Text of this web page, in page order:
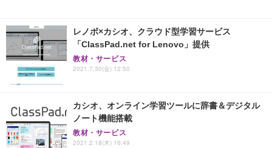
レノボ×カシオ、クラウド型学習サービス
「ClassPad.net for Lenovo」提供
教材・サービス
2021.7.30(金) 12:50
カシオ、オンライン学習ツールに辞書＆デジタル
ノート機能搭載
教材・サービス
2021.2.18(木) 16:49